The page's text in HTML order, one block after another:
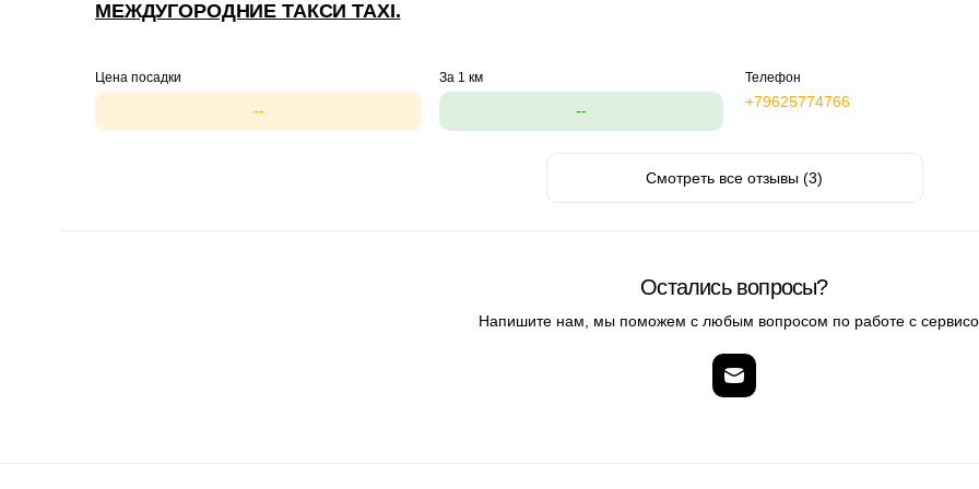
МЕЖДУГОРОДНИЕ ТАКСИ TAXI.
Цена посадки
--
За 1 км
--
Телефон
+79625774766
Смотреть все отзывы (3)
Остались вопросы?
Напишите нам, мы поможем с любым вопросом по работе с